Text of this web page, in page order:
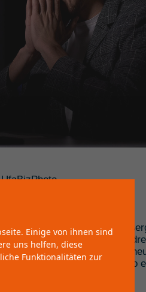
Ruhe finden. Gerade in
Körpers keine Seltenheit.
werden? Unser Stress
Das Wachliegen ist also
Einige von ihnen sind
uns helfen, diese
Funktionalitäten zur